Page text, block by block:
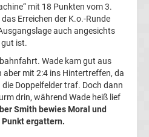
mit 18 Punkten vom 3.
Erreichen der K.o.-Runde
auch angesichts
gut ist.
Wade kam gut aus
mit 2:4 ins Hintertreffen, da
Doppelfelder traf. Doch dann
drin, während Wade heiß lief
Smith bewies Moral und
ergattern.